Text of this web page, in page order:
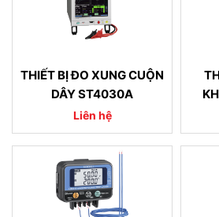
THIẾT BỊ ĐO XUNG CUỘN
DÂY ST4030A
Liên hệ